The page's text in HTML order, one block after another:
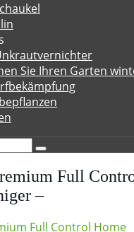
Sie Ihren Garten
Full
–